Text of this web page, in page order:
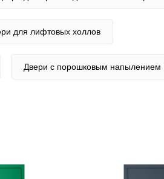
для лифтовых холлов
Двери с порошковым напылением